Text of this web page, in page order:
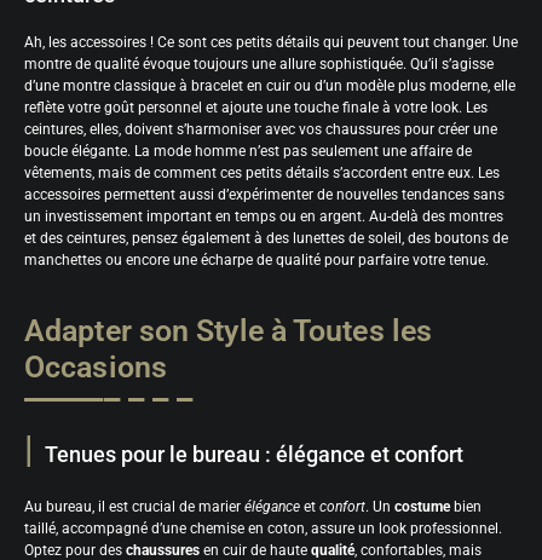
Ah, les accessoires ! Ce sont ces petits détails qui peuvent tout changer. Une
montre de qualité évoque toujours une allure sophistiquée. Qu’il s’agisse
d’une montre classique à bracelet en cuir ou d’un modèle plus moderne, elle
reflète votre goût personnel et ajoute une touche finale à votre look. Les
ceintures, elles, doivent s’harmoniser avec vos chaussures pour créer une
boucle élégante. La mode homme n’est pas seulement une affaire de
vêtements, mais de comment ces petits détails s’accordent entre eux. Les
accessoires permettent aussi d’expérimenter de nouvelles tendances sans
un investissement important en temps ou en argent. Au-delà des montres
et des ceintures, pensez également à des lunettes de soleil, des boutons de
manchettes ou encore une écharpe de qualité pour parfaire votre tenue.
Adapter son Style à Toutes les
Occasions
Tenues pour le bureau : élégance et confort
Au bureau, il est crucial de marier élégance et confort. Un costumebien
taillé, accompagné d’une chemise en coton, assure un look professionnel.
Optez pour des chaussures en cuir de haute qualité, confortables, mais